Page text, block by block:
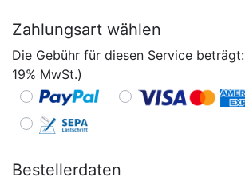
Zahlungsart wählen
Die Gebühr für diesen Service beträgt:
19% MwSt.)
Bestellerdaten